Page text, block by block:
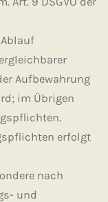
Aufbewahrung
im Übrigen
erfolgt
nach
und